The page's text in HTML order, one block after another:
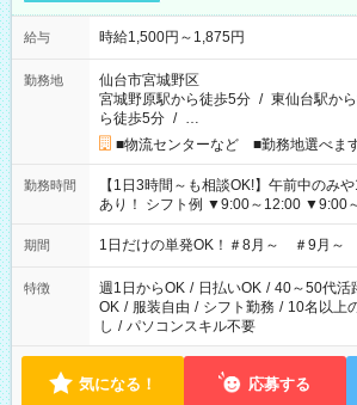
給与 時給1,500円～1,875円
勤務地
仙台市宮城野区
宮城野原駅から徒歩5分 / 東仙台駅か
ら徒歩5分 / …
■物流センターなど ■勤務地選べま
勤務時間
【1日3時間～も相談OK!】午前中のみ
あり！ シフト例 ▼9:00～12:00 ▼9:00
▼18:00～21:00
期間 1日だけの単発OK！＃8月～ ＃9月～
特徴 週1日からOK / 日払いOK / 40～50代活
OK / 服装自由 / シフト勤務 / 10名以上
し / パソコンスキル不要
気になる！ 応募する